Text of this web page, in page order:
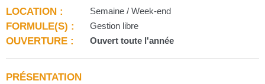
LOCATION : Semaine / Week-end
FORMULE(S) : Gestion libre
OUVERTURE : Ouvert toute l'année
PRÉSENTATION